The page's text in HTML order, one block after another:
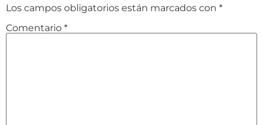
Los campos obligatorios están marcados con *
Comentario *